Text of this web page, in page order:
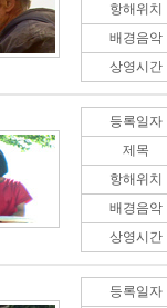
항해위치
배경음악
상영시간
등록일자
제목
항해위치
배경음악
상영시간
등록일자